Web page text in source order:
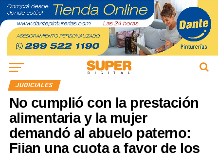
JUDICIALES
No cumplió con la prestación
alimentaria y la mujer
demandó al abuelo paterno:
Fijan una cuota a favor de los